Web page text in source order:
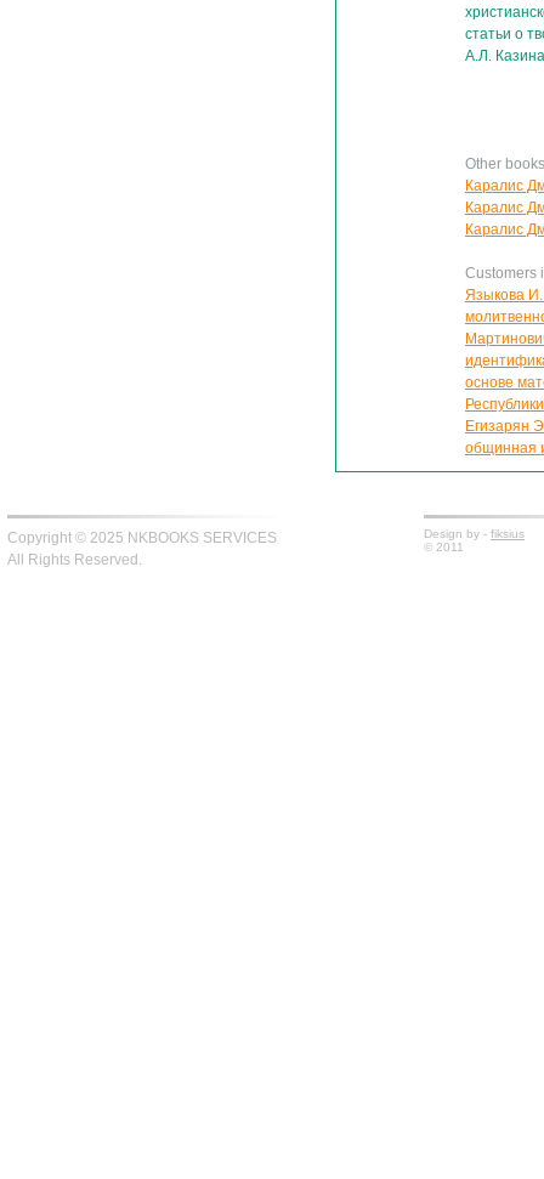
статьи о
А.Л. Казина
Other
Каралис
Каралис
Каралис
Customers
Языкова
основе
Егизарян
общинная
Copyright © 2025 NKBOOKS SERVICES
All Rights Reserved.
Design by - fiksius
© 2011